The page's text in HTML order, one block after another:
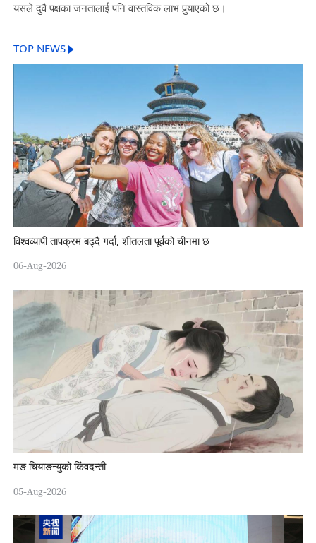
यसले दुवै पक्षका जनतालाई पनि वास्तविक लाभ पुर्‍याएको छ।
TOP NEWS
विश्वव्यापी तापक्रम बढ्दै गर्दा, शीतलता पूर्वको चीनमा छ
06-Aug-2026
मङ चियाङन्युको किंवदन्ती
05-Aug-2026